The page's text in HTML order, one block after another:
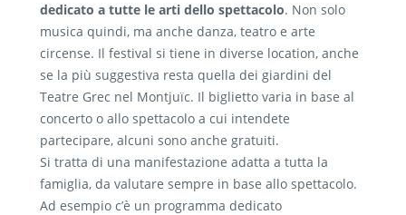
dedicato a tutte le arti dello spettacolo. Non solo
musica quindi, ma anche danza, teatro e arte
circense. Il festival si tiene in diverse location, anche
se la più suggestiva resta quella dei giardini del
Teatre Grec nel Montjuïc. Il biglietto varia in base al
concerto o allo spettacolo a cui intendete
partecipare, alcuni sono anche gratuiti.
Si tratta di una manifestazione adatta a tutta la
famiglia, da valutare sempre in base allo spettacolo.
Ad esempio c’è un programma dedicato